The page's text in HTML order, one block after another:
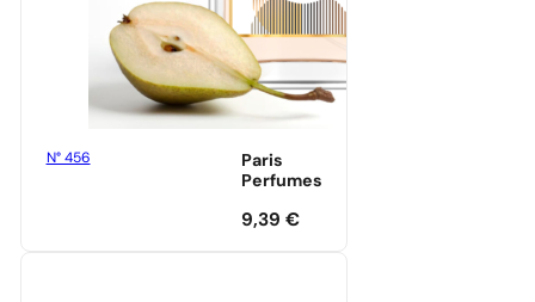
N° 456
Paris
Perfumes
9,39 €